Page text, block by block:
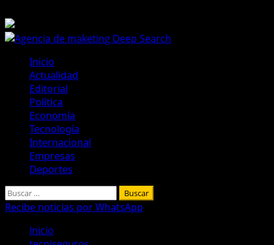
al
contenido
Menú
principal
Inicio
Actualidad
Editorial
Política
Economía
Tecnología
Internacional
Empresas
Deportes
Buscar:
Recibe noticias por WhatsApp
Inicio